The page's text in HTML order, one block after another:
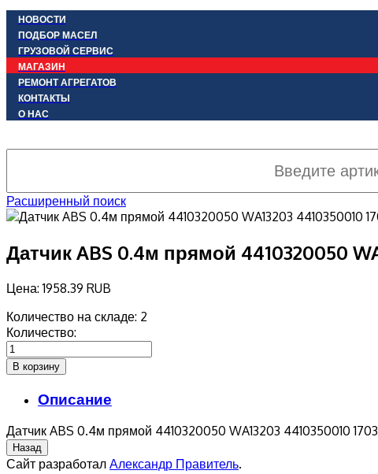
НОВОСТИ
ПОДБОР МАСЕЛ
ГРУЗОВОЙ СЕРВИС
МАГАЗИН
РЕМОНТ АГРЕГАТОВ
КОНТАКТЫ
О НАС
Расширенный поиск
Датчик ABS 0.4м прямой 4410320050
Цена:1958.39 RUB
Количество на складе: 2
Количество:
Описание
Датчик ABS 0.4м прямой 4410320050 WA13203 4410350010
Сайт разработал Александр Правитель.